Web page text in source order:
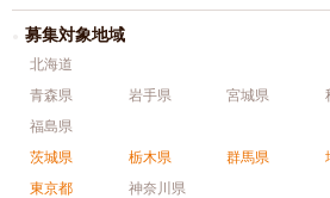
募集対象地域
北海道
青森県
岩手県 宮城県
福島県
茨城県
栃木県 群馬県
東京都
神奈川県